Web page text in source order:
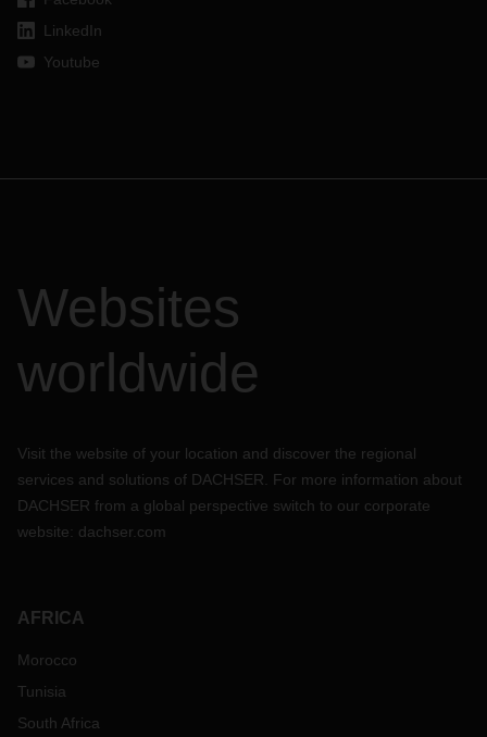
LinkedIn
Youtube
Websites
worldwide
Visit the website of your location and discover the regional
services and solutions of DACHSER. For more information about
DACHSER from a global perspective switch to our corporate
website: dachser.com
AFRICA
Morocco
Tunisia
South Africa